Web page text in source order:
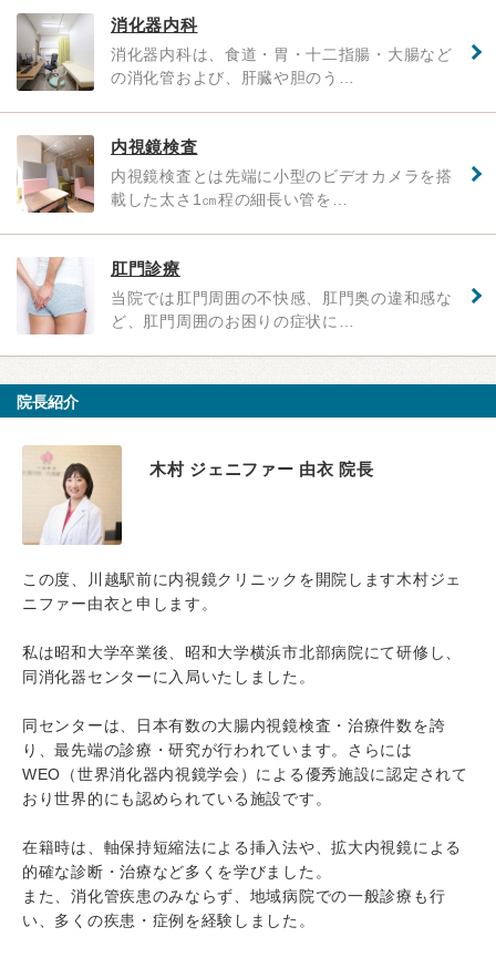
消化器内科
消化器内科は、食道・胃・十二指腸・大腸など
の消化管および、肝臓や胆のう…
内視鏡検査
内視鏡検査とは先端に小型のビデオカメラを搭
載した太さ1㎝程の細長い管を…
肛門診療
当院では肛門周囲の不快感、肛門奥の違和感な
ど、肛門周囲のお困りの症状に…
院長紹介
木村 ジェニファー 由衣 院長
この度、川越駅前に内視鏡クリニックを開院します木村ジェ
ニファー由衣と申します。
私は昭和大学卒業後、昭和大学横浜市北部病院にて研修し、
同消化器センターに入局いたしました。
同センターは、日本有数の大腸内視鏡検査・治療件数を誇
り、最先端の診療・研究が行われています。さらには
WEO（世界消化器内視鏡学会）による優秀施設に認定されて
おり世界的にも認められている施設です。
在籍時は、軸保持短縮法による挿入法や、拡大内視鏡による
的確な診断・治療など多くを学びました。
また、消化管疾患のみならず、地域病院での一般診療も行
い、多くの疾患・症例を経験しました。